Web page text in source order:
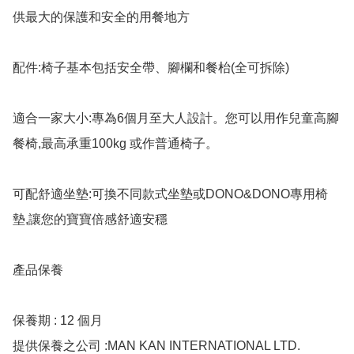
供最大的保護和安全的用餐地方
配件:椅子基本包括安全帶、腳欄和餐枱(全可拆除)
適合一家大小:專為6個月至大人設計。您可以用作兒童高腳
餐椅,最高承重100kg 或作普通椅子。
可配舒適坐墊:可換不同款式坐墊或DONO&DONO專用椅
墊,讓您的寶寶倍感舒適安穩
產品保養
保養期 : 12 個月
提供保養之公司 :MAN KAN INTERNATIONAL LTD.